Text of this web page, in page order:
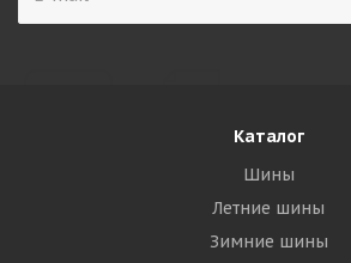
Каталог
Шины
Летние шины
Зимние шины